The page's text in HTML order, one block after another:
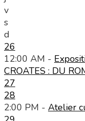
v
s
d
26
12:00 AM -
CROATES : DU
27
28
2:00 PM - Atelier